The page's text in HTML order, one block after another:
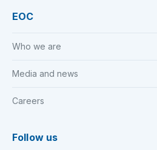
EOC
Who we are
Media and news
Careers
Follow us